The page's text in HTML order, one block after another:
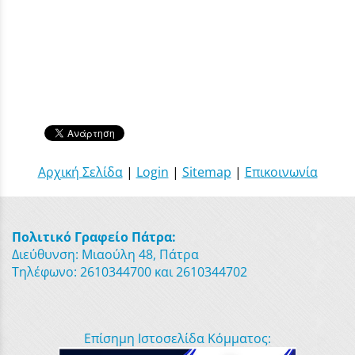
Αρχική Σελίδα| Login | Sitemap | Επικοινωνία
Πολιτικό Γραφείο Πάτρα:
Διεύθυνση: Μιαούλη 48, Πάτρα
Τηλέφωνο: 2610344700 και 2610344702
Επίσημη Ιστοσελίδα Κόμματος: